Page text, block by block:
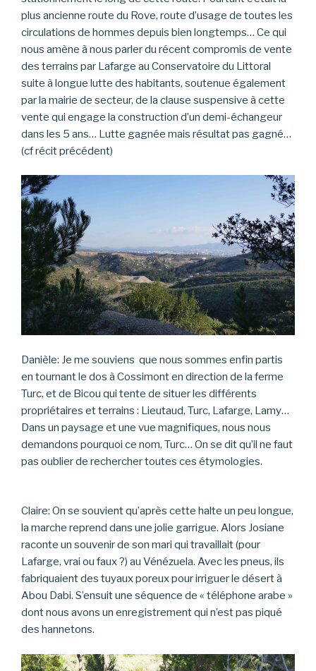
plus ancienne route du Rove, route d’usage de toutes les
circulations de hommes depuis bien longtemps… Ce qui
nous amène à nous parler du récent compromis de vente
des terrains par Lafarge au Conservatoire du Littoral
suite à longue lutte des habitants, soutenue également
par la mairie de secteur, de la clause suspensive à cette
vente qui engage la construction d’un demi-échangeur
dans les 5 ans… Lutte gagnée mais résultat pas gagné…
(cf récit précédent)
Danièle: Je me souviens que nous sommes enfin partis
en tournant le dos à Cossimont en direction de la ferme
Turc, et de Bicou qui tente de situer les différents
propriétaires et terrains : Lieutaud, Turc, Lafarge, Lamy…
Dans un paysage et une vue magnifiques, nous nous
demandons pourquoi ce nom, Turc… On se dit qu’il ne faut
pas oublier de rechercher toutes ces étymologies.
Claire: On se souvient qu’après cette halte un peu longue,
la marche reprend dans une jolie garrigue. Alors Josiane
raconte un souvenir de son mari qui travaillait (pour
Lafarge, vrai ou faux ?) au Vénézuela. Avec les pneus, ils
fabriquaient des tuyaux poreux pour irriguer le désert à
Abou Dabi. S’ensuit une séquence de « téléphone arabe »
dont nous avons un enregistrement qui n’est pas piqué
des hannetons.